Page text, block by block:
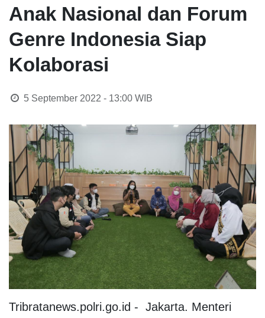
Anak Nasional dan Forum
Genre Indonesia Siap
Kolaborasi
5 September 2022 - 13:00WIB
Tribratanews.polri.go.id - Jakarta. Menteri